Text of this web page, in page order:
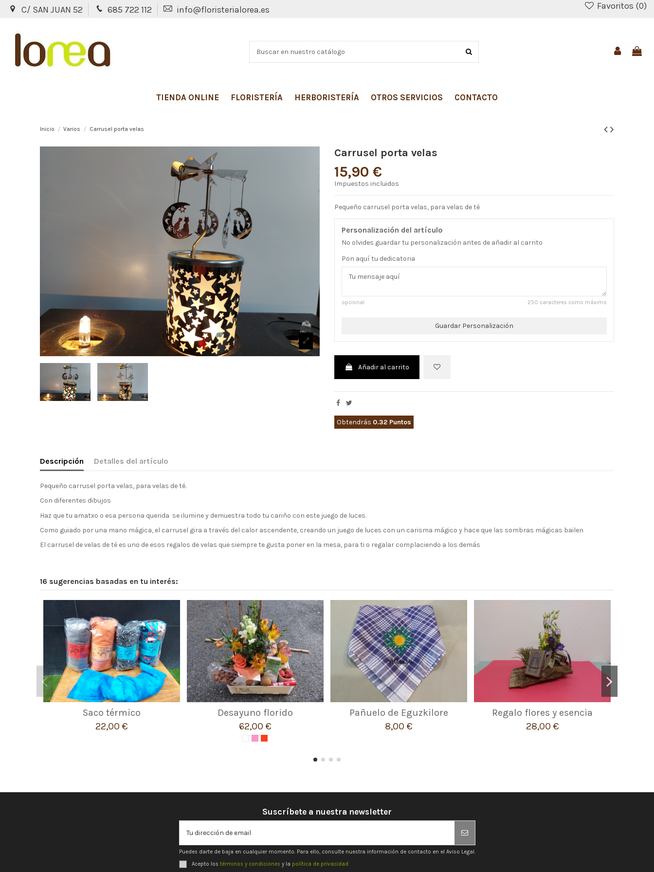
C/ SAN JUAN 52 685 722 112 info@floristerialorea.es Favoritos (0)
TIENDA ONLINE FLORISTERÍA HERBORISTERÍA OTROS SERVICIOS CONTACTO
Inicio Varios Carrusel porta velas
Carrusel porta velas
15,90 €
Impuestos incluidos
Pequeño carrusel porta velas, para velas de té
Personalización del artículo
No olvides guardar tu personalización antes de añadir al carrito
Pon aquí tu dedicatoria
opcional 250 caracteres como máximo
Guardar Personalización
Añadir al carrito
Obtendrás 0.32 Puntos
Descripción Detalles del artículo
Pequeño carrusel porta velas, para velas de té.
Con diferentes dibujos
Haz que tu amatxo o esa persona querida se ilumine y demuestra todo tu cariño con este juego de luces.
Como guiado por una mano mágica, el carrusel gira a través del calor ascendente, creando un juego de luces con un carisma mágico y hace que las sombras mágicas bailen
El carrusel de velas de té es uno de esos regalos de velas que siempre te gusta poner en la mesa, para ti o regalar complaciendo a los demás
16 sugerencias basadas en tu interés:
Saco térmico
22,00 €
Desayuno florido
62,00 €
Pañuelo de Eguzkilore
8,00 €
Regalo flores y esencia
28,00 €
Suscríbete a nuestra newsletter
Puedes darte de baja en cualquier momento. Para ello, consulte nuestra información de contacto en el Aviso Legal.
Acepto los términos y condiciones y la política de privacidad